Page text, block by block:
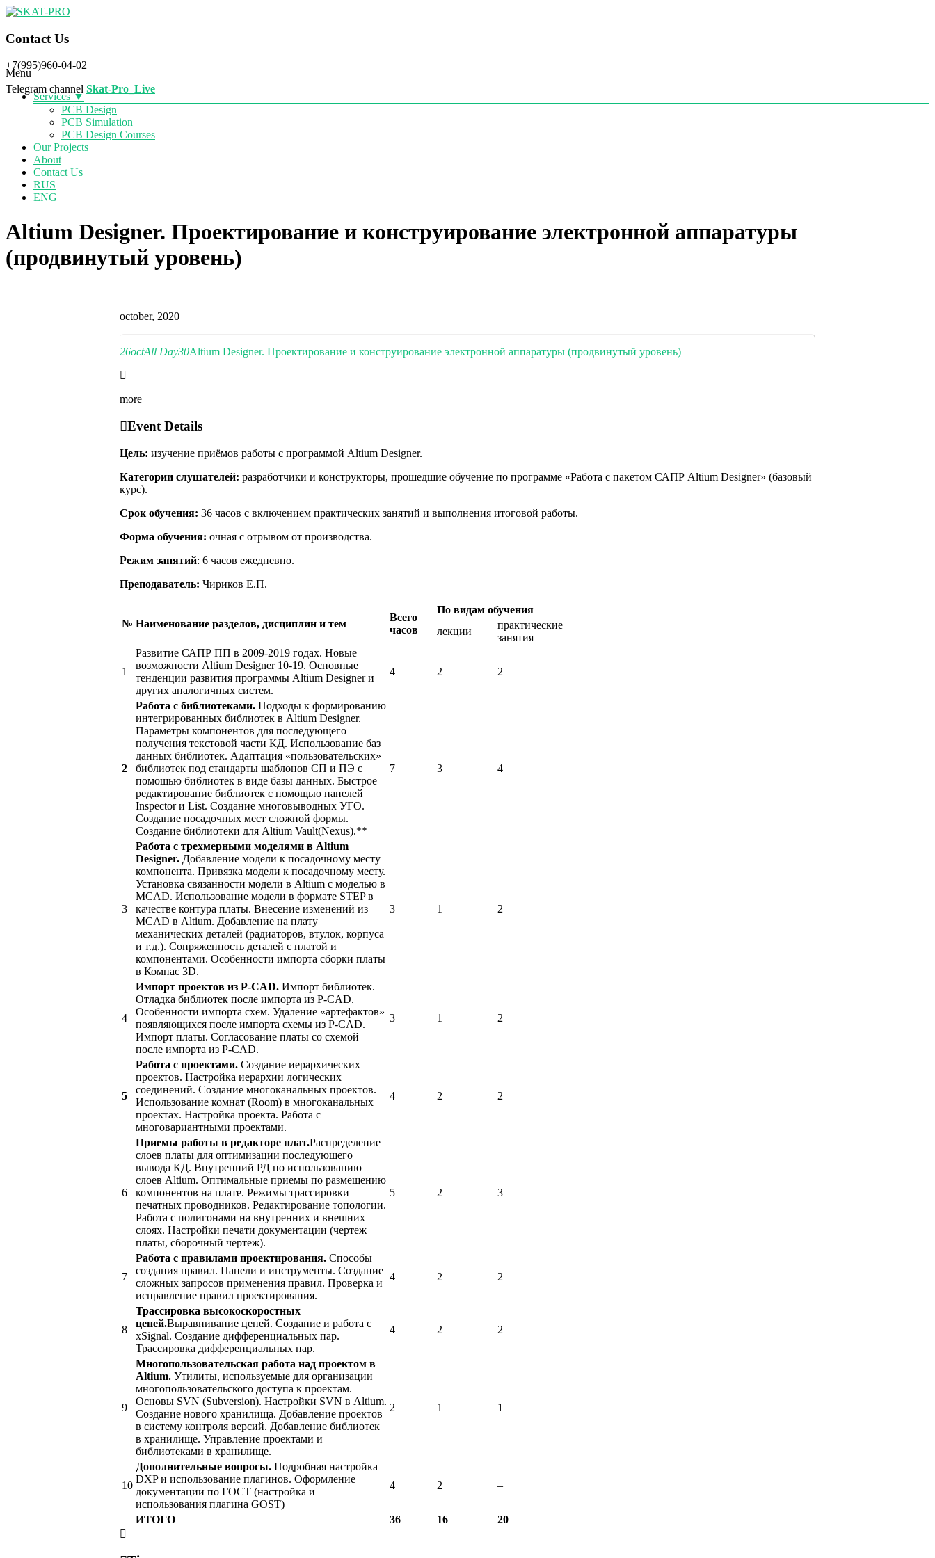
SKAT-PRO
Contact Us
+7(995)960-04-02
Telegram channel Skat-Pro_Live
Menu
Services ▼
PCB Design
PCB Simulation
PCB Design Courses
Our Projects
About
Contact Us
RUS
ENG
Altium Designer. Проектирование и конструирование электронной аппаратуры
(продвинутый уровень)
october, 2020
26octAll Day30Altium Designer. Проектирование и конструирование электронной аппаратуры (продвинутый уровень)
more
Event Details
Цель: изучение приёмов работы с программой Altium Designer.
Категории слушателей: разработчики и конструкторы, прошедшие обучение по программе «Работа с пакетом САПР Altium Designer» (базовый
курс).
Срок обучения: 36 часов с включением практических занятий и выполнения итоговой работы.
Форма обучения: очная с отрывом от производства.
Режим занятий: 6 часов ежедневно.
Преподаватель: Чириков Е.П.
№ Наименование разделов, дисциплин и тем
Всего
часов
По видам обучения
лекции
практические
занятия
1
Развитие САПР ПП в 2009-2019 годах. Новые
возможности Altium Designer 10-19. Основные
тенденции развития программы Altium Designer и
других аналогичных систем.
4 2 2
2
Работа с библиотеками. Подходы к формированию
интегрированных библиотек в Altium Designer.
Параметры компонентов для последующего
получения текстовой части КД. Использование баз
данных библиотек. Адаптация «пользовательских»
библиотек под стандарты шаблонов СП и ПЭ с
помощью библиотек в виде базы данных. Быстрое
редактирование библиотек с помощью панелей
Inspector и List. Создание многовыводных УГО.
Создание посадочных мест сложной формы.
Создание библиотеки для Altium Vault(Nexus).**
7 3 4
3
Работа с трехмерными моделями в Altium
Designer. Добавление модели к посадочному месту
компонента. Привязка модели к посадочному месту.
Установка связанности модели в Altium с моделью в
MCAD. Использование модели в формате STEP в
качестве контура платы. Внесение изменений из
MCAD в Altium. Добавление на плату
механических деталей (радиаторов, втулок, корпуса
и т.д.). Сопряженность деталей с платой и
компонентами. Особенности импорта сборки платы
в Компас 3D.
3 1 2
4
Импорт проектов из P-CAD. Импорт библиотек.
Отладка библиотек после импорта из P-CAD.
Особенности импорта схем. Удаление «артефактов»
появляющихся после импорта схемы из P-CAD.
Импорт платы. Согласование платы со схемой
после импорта из P-CAD.
3 1 2
5
Работа с проектами. Создание иерархических
проектов. Настройка иерархии логических
соединений. Создание многоканальных проектов.
Использование комнат (Room) в многоканальных
проектах. Настройка проекта. Работа с
многовариантными проектами.
4 2 2
6
Приемы работы в редакторе плат.Распределение
слоев платы для оптимизации последующего
вывода КД. Внутренний РД по использованию
слоев Altium. Оптимальные приемы по размещению
компонентов на плате. Режимы трассировки
печатных проводников. Редактирование топологии.
Работа с полигонами на внутренних и внешних
слоях. Настройки печати документации (чертеж
платы, сборочный чертеж).
5 2 3
7
Работа с правилами проектирования. Способы
создания правил. Панели и инструменты. Создание
сложных запросов применения правил. Проверка и
исправление правил проектирования.
4 2 2
8
Трассировка высокоскоростных
цепей.Выравнивание цепей. Создание и работа с
xSignal. Создание дифференциальных пар.
Трассировка дифференциальных пар.
4 2 2
9
Многопользовательская работа над проектом в
Altium. Утилиты, используемые для организации
многопользовательского доступа к проектам.
Основы SVN (Subversion). Настройки SVN в Altium.
Создание нового хранилища. Добавление проектов
в систему контроля версий. Добавление библиотек
в хранилище. Управление проектами и
библиотеками в хранилище.
2 1 1
10
Дополнительные вопросы. Подробная настройка
DXP и использование плагинов. Оформление
документации по ГОСТ (настройка и
использования плагина GOST)
4 2 –
ИТОГО 36 16 20